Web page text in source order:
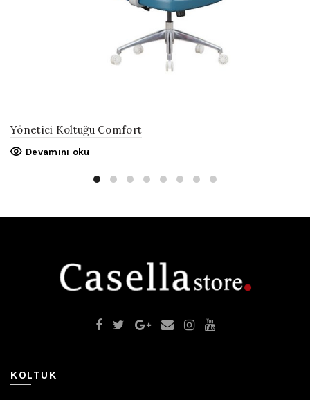
Yönetici Koltuğu Comfort
Devamını oku
KOLTUK